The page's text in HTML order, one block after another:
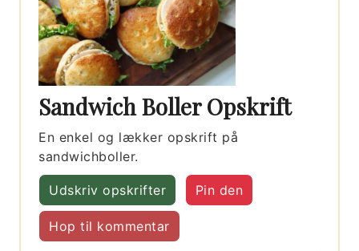
Sandwich Boller Opskrift
En enkel og lækker opskrift på
sandwichboller.
Udskriv opskrifter Pin den
Hop til kommentar